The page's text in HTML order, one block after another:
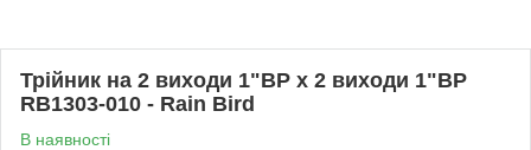
Трійник на 2 виходи 1"ВР х 2 виходи 1"ВР
RB1303-010 - Rain Bird
В наявності